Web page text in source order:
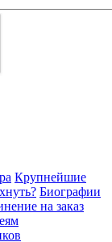
Крупнейшие
Биографии
на заказ